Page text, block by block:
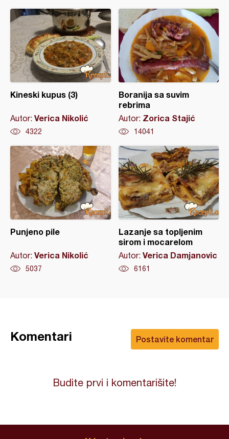
Kineski kupus (3)
Autor: Verica Nikolić
4322
Boranija sa suvim
rebrima
Autor: Zorica Stajić
14041
Punjeno pile
Autor: Verica Nikolić
5037
Lazanje sa topljenim
sirom i mocarelom
Autor: Verica Damjanovic
6161
Postavite komentar
Komentari
Budite prvi i komentarišite!